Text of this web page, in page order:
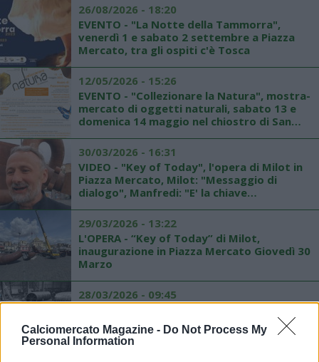
Calciomercato Magazine - Do Not Process My
Personal Information
26/08/2026 - 18:20
EVENTO - "La Notte della Tammorra",
venerdì 1 e sabato 2 settembre a Piazza
Mercato, tra gli ospiti c'è Tosca
12/05/2026 - 15:26
EVENTO - "Collezionare la Natura", mostra-
mercato di oggetti naturali, sabato 13 e
domenica 14 maggio nel chiostro di San
30/03/2026 - 16:31
VIDEO - "Key of Today", l'opera di Milot in
Piazza Mercato, Milot: "Messaggio di
dialogo", Manfredi: "E' la chiave
29/03/2026 - 13:22
L'OPERA - “Key of Today” di Milot,
inaugurazione in Piazza Mercato Giovedì 30
Marzo
28/03/2026 - 09:45
inaugurazione a Piazza Mercato giovedì 30
marzo